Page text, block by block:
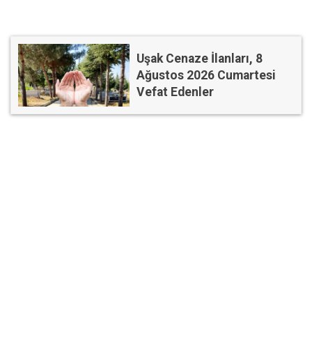
Uşak Cenaze İlanları, 8
Ağustos 2026 Cumartesi
Vefat Edenler